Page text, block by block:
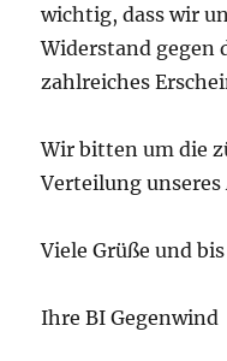
wichtig, dass wir
Widerstand gegen
zahlreiches
Wir bitten um die
Verteilung unseres
Viele Grüße und
Ihre BI Gegenwind